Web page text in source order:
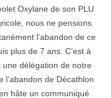
Oxylane de son PLU
nous ne pensions
l’abandon de ce
plus de 7 ans. C’est à
délégation de notre
l’abandon de Décathlon
hâte un communiqué